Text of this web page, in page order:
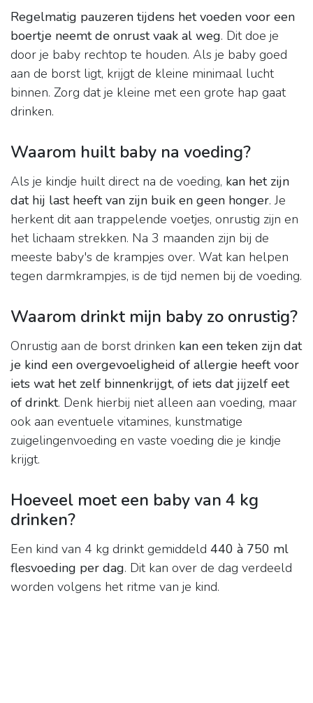
Regelmatig pauzeren tijdens het voeden voor een
boertje neemt de onrust vaak al weg. Dit doe je
door je baby rechtop te houden. Als je baby goed
aan de borst ligt, krijgt de kleine minimaal lucht
binnen. Zorg dat je kleine met een grote hap gaat
drinken.
Waarom huilt baby na voeding?
Als je kindje huilt direct na de voeding, kan het zijn
dat hij last heeft van zijn buik en geen honger. Je
herkent dit aan trappelende voetjes, onrustig zijn en
het lichaam strekken. Na 3 maanden zijn bij de
meeste baby's de krampjes over. Wat kan helpen
tegen darmkrampjes, is de tijd nemen bij de voeding.
Waarom drinkt mijn baby zo onrustig?
Onrustig aan de borst drinken kan een teken zijn dat
je kind een overgevoeligheid of allergie heeft voor
iets wat het zelf binnenkrijgt, of iets dat jijzelf eet
of drinkt. Denk hierbij niet alleen aan voeding, maar
ook aan eventuele vitamines, kunstmatige
zuigelingenvoeding en vaste voeding die je kindje
krijgt.
Hoeveel moet een baby van 4 kg
drinken?
Een kind van 4 kg drinkt gemiddeld 440 à 750 ml
flesvoeding per dag. Dit kan over de dag verdeeld
worden volgens het ritme van je kind.